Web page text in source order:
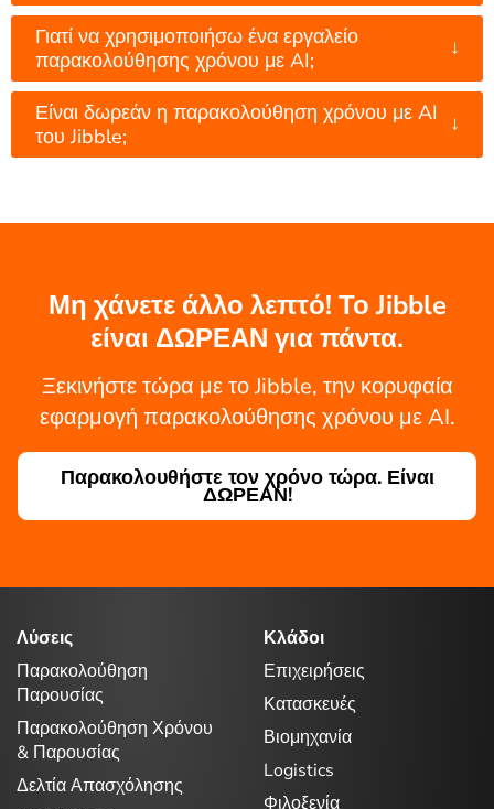
Γιατί να χρησιμοποιήσω ένα εργαλείο
παρακολούθησης χρόνου με AI;
↓
Είναι δωρεάν η παρακολούθηση χρόνου με AI
του Jibble;
↓
Μη χάνετε άλλο λεπτό! Το Jibble
είναι ΔΩΡΕΑΝ για πάντα.
Ξεκινήστε τώρα με το Jibble, την κορυφαία
εφαρμογή παρακολούθησης χρόνου με AI.
Παρακολουθήστε τον χρόνο τώρα. Είναι
ΔΩΡΕΑΝ!
Λύσεις
Παρακολούθηση
Παρουσίας
Παρακολούθηση Χρόνου
& Παρουσίας
Δελτία Απασχόλησης
Κλάδοι
Επιχειρήσεις
Κατασκευές
Βιομηχανία
Logistics
Φιλοξενία